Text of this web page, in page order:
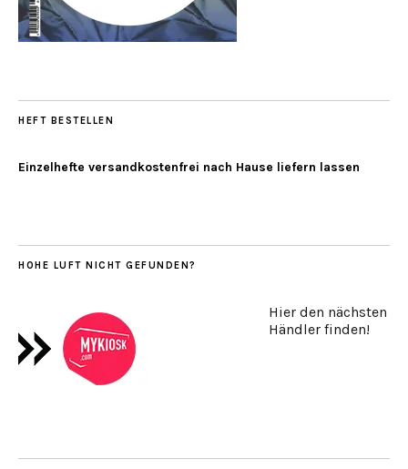
HEFT BESTELLEN
Einzelhefte versandkostenfrei nach Hause liefern lassen
HOHE LUFT NICHT GEFUNDEN?
Hier den nächsten
Händler finden!